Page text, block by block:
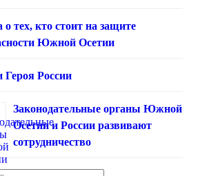
о тех, кто стоит на защите
Южной Осетии
Героя России
Законодательные органы Южной
Осетии и России развивают
сотрудничество